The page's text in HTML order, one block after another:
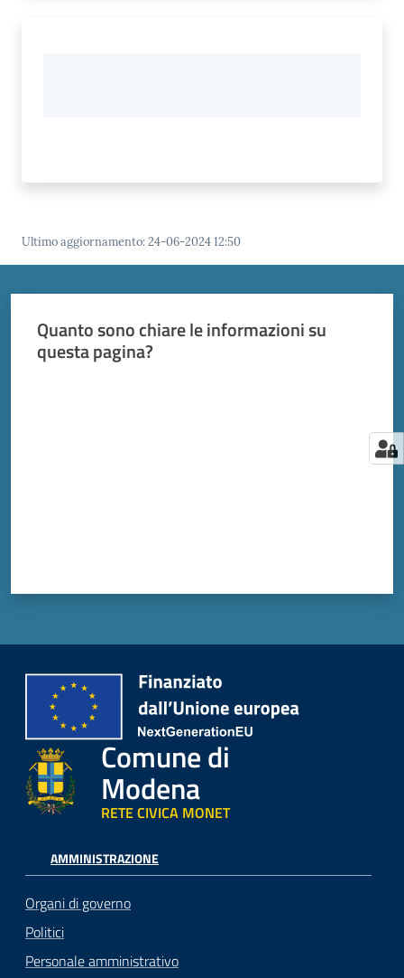
Ultimo aggiornamento:24-06-2024 12:50
Quanto sono chiare le informazioni su
questa pagina?
Comune di
Modena
RETE CIVICA MONET
AMMINISTRAZIONE
Organi di governo
Politici
Personale amministrativo